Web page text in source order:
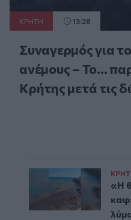
ΚΡΗΤΗ 13:28
Συναγερμός για
ανέμους – Το...
Κρήτης μετά τις
«Η